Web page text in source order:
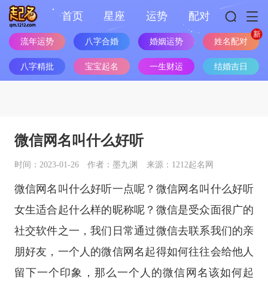
首页 星座 运势 配对
流年运势 八字合婚 婚姻运势 姓名配对
八字精批 宝宝起名 一生财运 结婚吉日
微信网名叫什么好听
时间：2023-01-26 作者：墨九渊 来源：1212起名网
微信网名叫什么好听一点呢？微信网名叫什么好听
女生适合起什么样的昵称呢？微信是受众面很广的
社交软件之一，我们日常通过微信去联系我们的亲
朋好友，一个人的微信网名起得如何往往会给他人
留下一个印象，那么一个人的微信网名该如何起